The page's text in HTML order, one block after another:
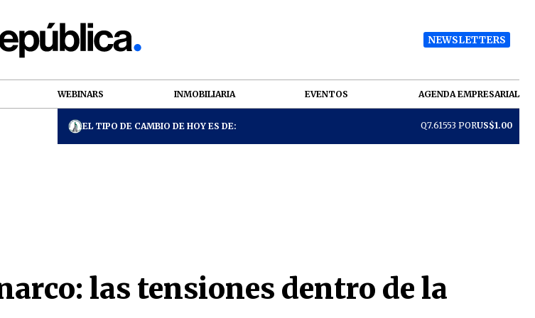
NEWSLETTERS
WEBINARS INMOBILIARIA EVENTOS AGENDA EMPRESARIAL
EL TIPO DE CAMBIO DE HOY ES DE: Q7.61553 PORUS$1.00
las tensiones dentro de la